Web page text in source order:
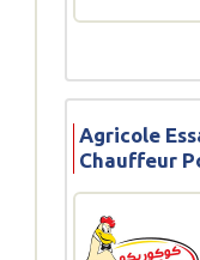
Agricole
Chauffeur